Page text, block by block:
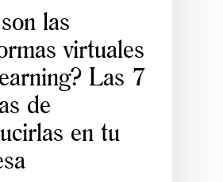
las
virtuales
Las 7
de
en tu